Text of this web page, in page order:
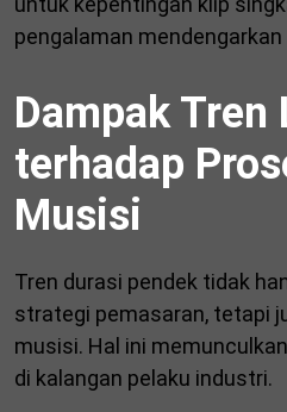
pengalaman
Dampak Tren
terhadap
Musisi
Tren durasi pendek tidak
strategi pemasaran, tetapi
musisi. Hal ini
di kalangan pelaku industri.